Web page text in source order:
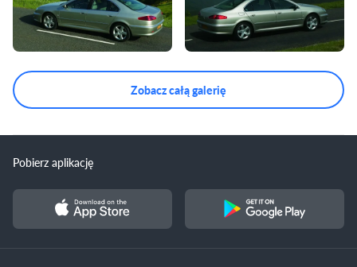
Zobacz całą galerię
Pobierz aplikację